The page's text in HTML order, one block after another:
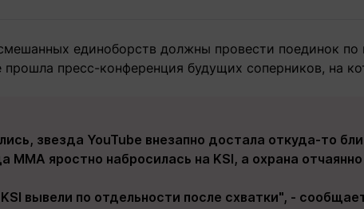
единоборств должны провести поединок по
прошла пресс-конференция будущих соперников, на
звезда YouTube внезапно достала откуда-то
ММА яростно набросилась на KSI, а охрана
вывели по отдельности после схватки", -